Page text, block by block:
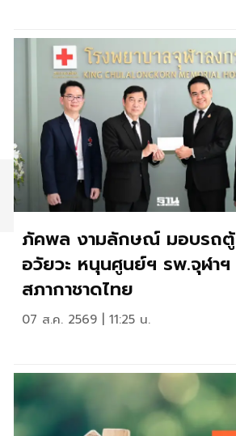
ภัคพล งามลักษณ์ มอบรถ
อวัยวะ หนุนศูนย์ฯ รพ.จุฬาฯ
สภากาชาดไทย
07 ส.ค. 2569 | 11:25 น.